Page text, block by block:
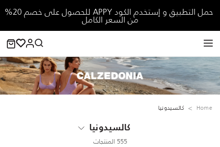
حمل التطبيق و إستخدم الكود APPY للحصول على خصم 20%
من السعر الكامل
Home كالسيدونيا
كالسيدونيا
555 المنتجات